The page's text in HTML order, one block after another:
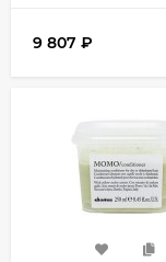
9 807 ₽